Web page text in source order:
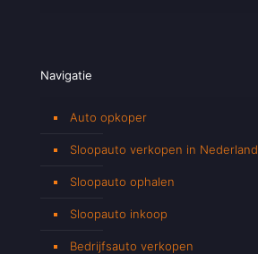
Navigatie
Auto opkoper
Sloopauto verkopen in Nederland
Sloopauto ophalen
Sloopauto inkoop
Bedrijfsauto verkopen